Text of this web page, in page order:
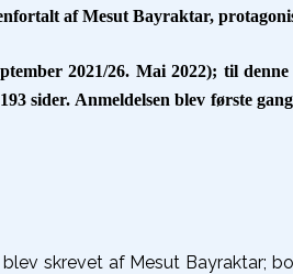
af Mesut Bayraktar,
2021/26. Mai 2022); til
sider. Anmeldelsen blev første
skrevet af Mesut Bayraktar;